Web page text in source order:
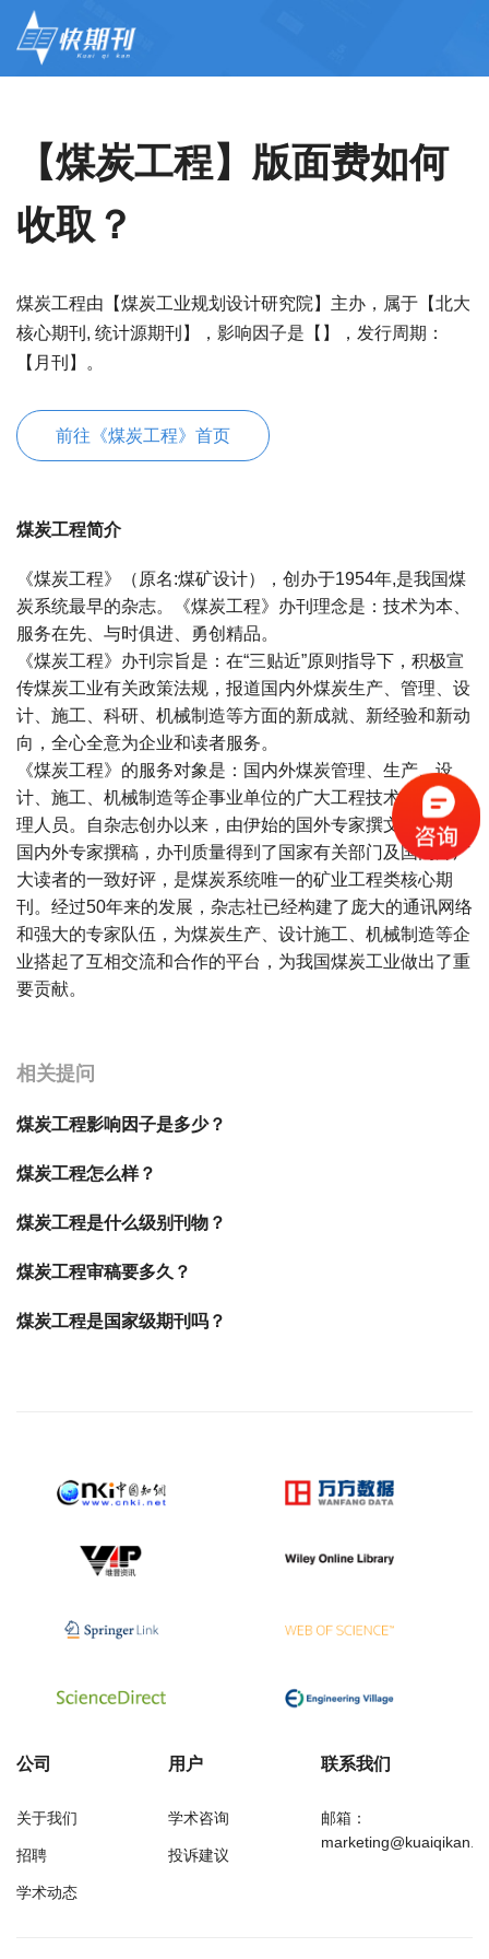
【煤炭工程】版面费如何
收取？
煤炭工程由【煤炭工业规划设计研究院】主办，属于【北大
核心期刊, 统计源期刊】，影响因子是【】，发行周期：
【月刊】。
前往《煤炭工程》首页
煤炭工程简介
《煤炭工程》（原名:煤矿设计），创办于1954年,是我国煤
炭系统最早的杂志。《煤炭工程》办刊理念是：技术为本、
服务在先、与时俱进、勇创精品。
《煤炭工程》办刊宗旨是：在“三贴近”原则指导下，积极宣
传煤炭工业有关政策法规，报道国内外煤炭生产、管理、设
计、施工、科研、机械制造等方面的新成就、新经验和新动
向，全心全意为企业和读者服务。
《煤炭工程》的服务对象是：国内外煤炭管理、生产、设
计、施工、机械制造等企事业单位的广大工程技术人员和管
理人员。自杂志创办以来，由伊始的国外专家撰文到目前的
国内外专家撰稿，办刊质量得到了国家有关部门及国内外广
大读者的一致好评，是煤炭系统唯一的矿业工程类核心期
刊。经过50年来的发展，杂志社已经构建了庞大的通讯网络
和强大的专家队伍，为煤炭生产、设计施工、机械制造等企
业搭起了互相交流和合作的平台，为我国煤炭工业做出了重
要贡献。
相关提问
煤炭工程影响因子是多少？
煤炭工程怎么样？
煤炭工程是什么级别刊物？
煤炭工程审稿要多久？
煤炭工程是国家级期刊吗？
公司
关于我们
招聘
学术动态
用户
学术咨询
投诉建议
联系我们
邮箱：